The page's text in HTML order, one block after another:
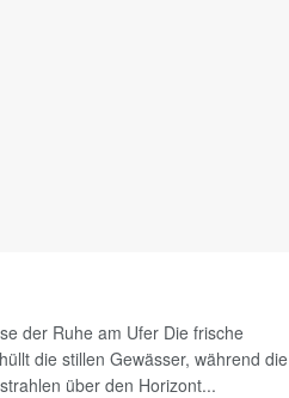
der Ruhe am Ufer Die frische
die stillen Gewässer, während die
über den Horizont...